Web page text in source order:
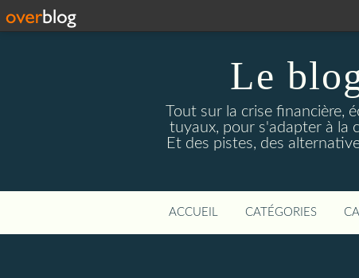
Le
Tout sur la crise financière,
tuyaux, pour s'adapter à la
Et des pistes, des
ACCUEIL CATÉGORIES